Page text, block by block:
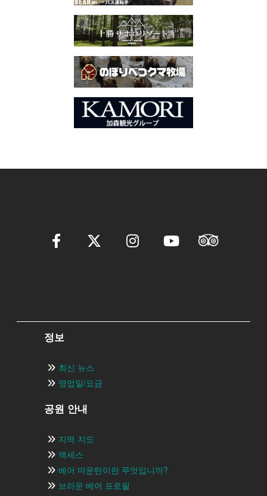
정보
최신 뉴스
영업일/요금
공원 안내
지역 지도
액세스
베어 마운틴이란 무엇입니까?
브라운 베어 프로필